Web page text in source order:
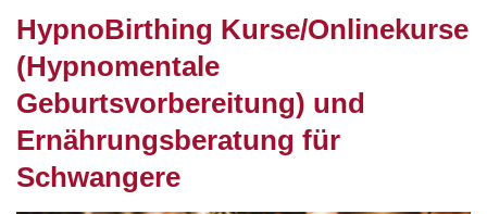
HypnoBirthing Kurse/Onlinekurse
(Hypnomentale
Geburtsvorbereitung) und
Ernährungsberatung für
Schwangere